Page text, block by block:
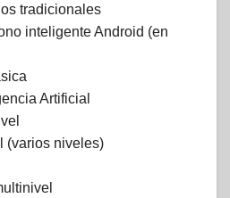
tradicionales
inteligente Android (en
Artificial
(varios niveles)